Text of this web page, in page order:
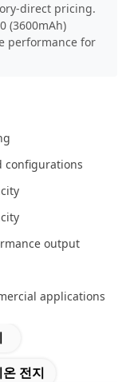
direct pricing.
(3600mAh)
performance for
configurations
output
applications
전지